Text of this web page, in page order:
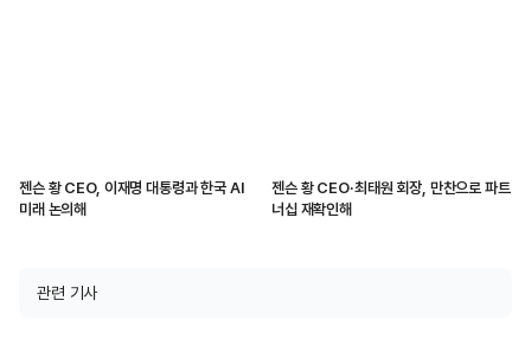
젠슨 황 CEO, 이재명 대통령과 한국 AI
미래 논의해
젠슨 황 CEO·최태원 회장, 만찬으로 파트
너십 재확인해
관련 기사